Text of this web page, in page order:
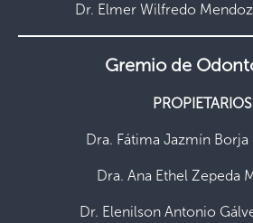
Dr. Elmer Wilfredo
Gremio de
PROPIETARIOS
Dra. Fátima Jazmín Borja
Dra. Ana Ethel Zepeda
Dr. Elenilson Antonio